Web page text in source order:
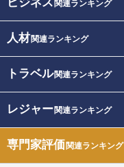
ビジネス 関連ランキング
人材関連ランキング
トラベル関連ランキング
レジャー関連ランキング
専門家評価関連ランキング